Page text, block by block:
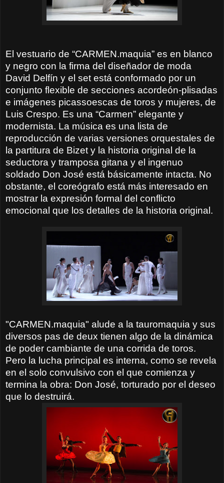
El vestuario de “CARMEN.maquia” es en blanco
y negro con la firma del diseñador de moda
David Delfín y el set está conformado por un
conjunto flexible de secciones acordeón-plisadas
e imágenes picassoescas de toros y mujeres, de
Luis Crespo. Es una “Carmen” elegante y
modernista. La música es una lista de
reproducción de varias versiones orquestales de
la partitura de Bizet y la historia original de la
seductora y tramposa gitana y el ingenuo
soldado Don José está básicamente intacta. No
obstante, el coreógrafo está más interesado en
mostrar la expresión formal del conflicto
emocional que los detalles de la historia original.
"CARMEN.maquia" alude a la tauromaquia y sus
diversos pas de deux tienen algo de la dinámica
de poder cambiante de una corrida de toros.
Pero la lucha principal es interna, como se revela
en el solo convulsivo con el que comienza y
termina la obra: Don José, torturado por el deseo
que lo destruirá.